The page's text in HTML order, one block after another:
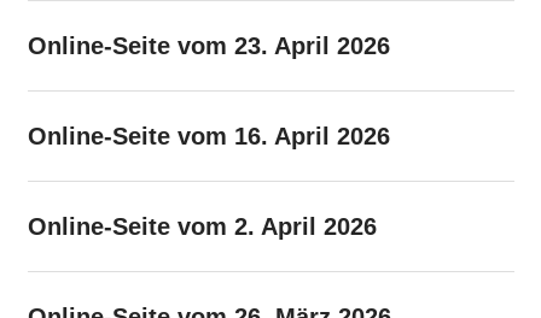
Online-Seite vom 23. April 2026
Online-Seite vom 16. April 2026
Online-Seite vom 2. April 2026